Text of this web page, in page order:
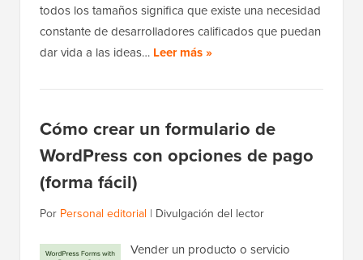
todos los tamaños significa que existe una necesidad
constante de desarrolladores calificados que puedan
dar vida a las ideas… Leer más »
Cómo crear un formulario de
WordPress con opciones de pago
(forma fácil)
Por Personal editorial | Divulgación del lector
Vender un producto o servicio